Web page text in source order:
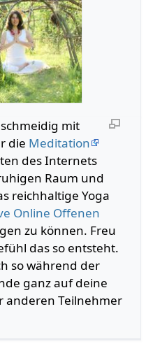
mit
die Meditation
des Internets
Raum und
reichhaltige Yoga
Online Offenen
zu können. Freu
das so entsteht.
so während der
ganz auf deine
anderen Teilnehmer